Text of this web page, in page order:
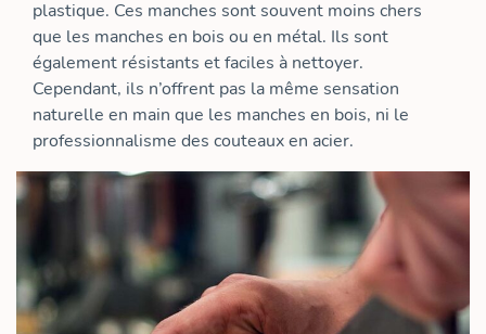
plastique. Ces manches sont souvent moins chers
que les manches en bois ou en métal. Ils sont
également résistants et faciles à nettoyer.
Cependant, ils n’offrent pas la même sensation
naturelle en main que les manches en bois, ni le
professionnalisme des couteaux en acier.